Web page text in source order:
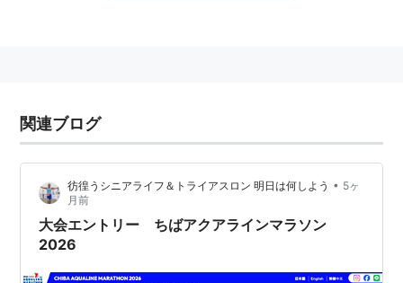
市教育委員会、東京湾アクアラインを活用した地域
企画・運営
ちばアクアラインマラソン実行委員会
主管
千葉陸上競技協会
関連ブログ
彷徨うシニアライフ＆トライアスロン 明日は何しよう • 5ヶ
月前
大会エントリー ちばアクアラインマラソン
2026